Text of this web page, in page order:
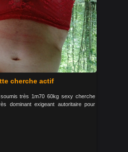
cherche actif
très 1m70 60kg sexy cherche
dominant exigeant autoritaire pour